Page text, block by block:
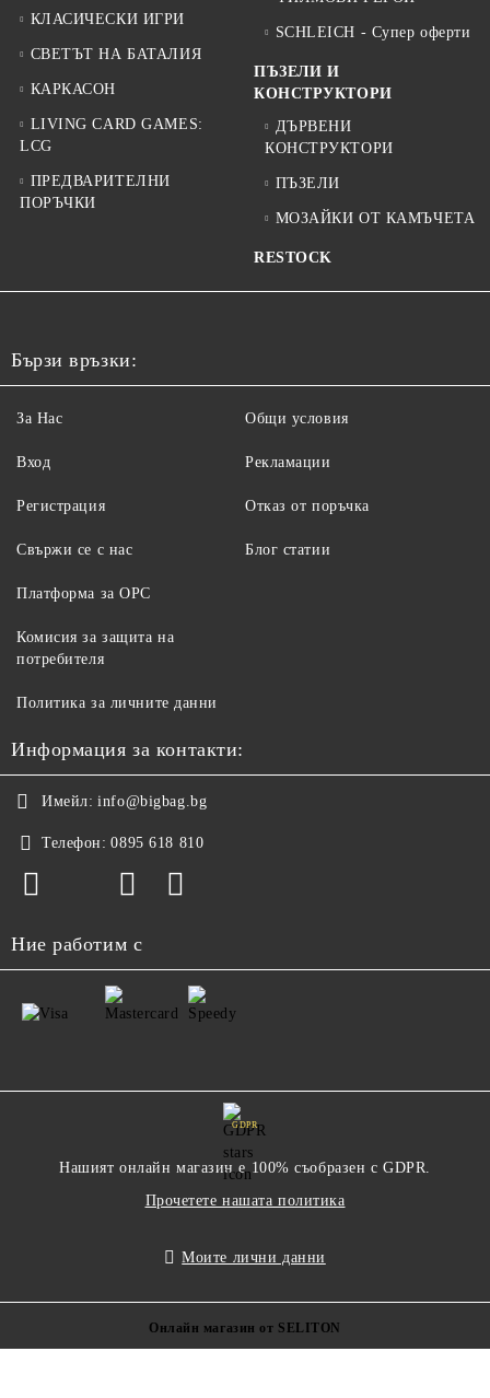
КЛАСИЧЕСКИ ИГРИ
СВЕТЪТ НА БАТАЛИЯ
КАРКАСОН
LIVING CARD GAMES:
LCG
ПРЕДВАРИТЕЛНИ
ПОРЪЧКИ
SCHLEICH - Супер оферти
ПЪЗЕЛИ И
КОНСТРУКТОРИ
ДЪРВЕНИ
КОНСТРУКТОРИ
ПЪЗЕЛИ
МОЗАЙКИ ОТ КАМЪЧЕТА
RESTOCK
Бързи връзки:
За Нас
Вход
Регистрация
Свържи се с нас
Общи условия
Рекламации
Отказ от поръчка
Блог статии
Платформа за ОРС
Комисия за защита на
потребителя
Политика за личните данни
Информация за контакти:
Имейл: info@bigbag.bg
Телефон: 0895 618 810
Ние работим с
GDPR
Нашият онлайн магазин е 100% съобразен с GDPR.
Прочетете нашата политика
Моите лични данни
Онлайн магазин от SELITON